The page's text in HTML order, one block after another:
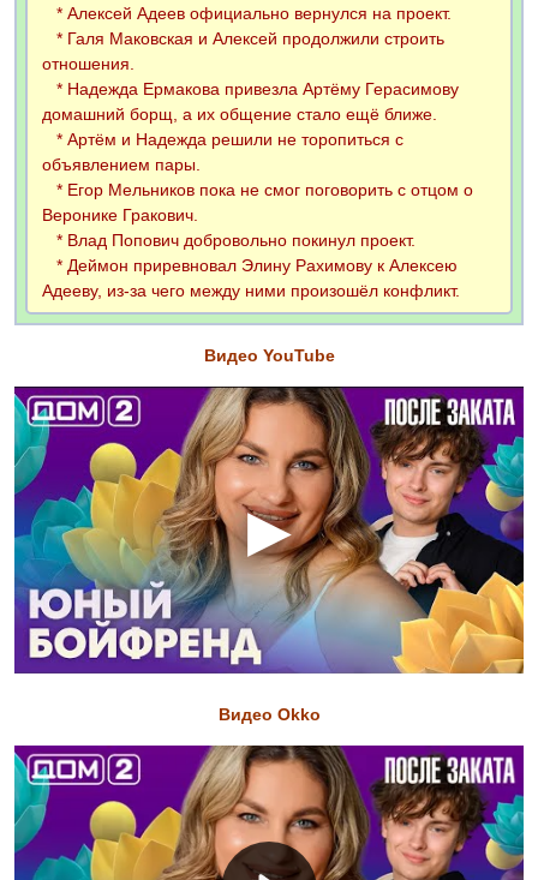
* Алексей Адеев официально вернулся на проект.
* Галя Маковская и Алексей продолжили строить
отношения.
* Надежда Ермакова привезла Артёму Герасимову
домашний борщ, а их общение стало ещё ближе.
* Артём и Надежда решили не торопиться с
объявлением пары.
* Егор Мельников пока не смог поговорить с отцом о
Веронике Гракович.
* Влад Попович добровольно покинул проект.
* Деймон приревновал Элину Рахимову к Алексею
Адееву, из-за чего между ними произошёл конфликт.
Видео YouTube
Видео Okko